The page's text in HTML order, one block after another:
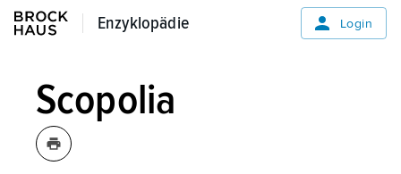
Enzyklopädie
Enzyklopädie Login
Scopolia